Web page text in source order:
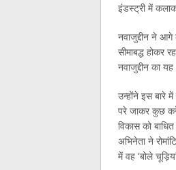
इंडस्ट्री में
नवाजुद्दीन ने
सीमाबद्ध होकर
नवाजुद्दीन का
उन्होंने इस बारे
परे जाकर कुछ
विकास को
अभिनेता ने
में वह ‘बोले